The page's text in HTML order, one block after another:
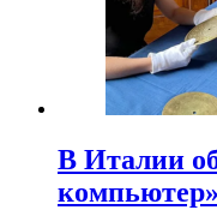
В Италии